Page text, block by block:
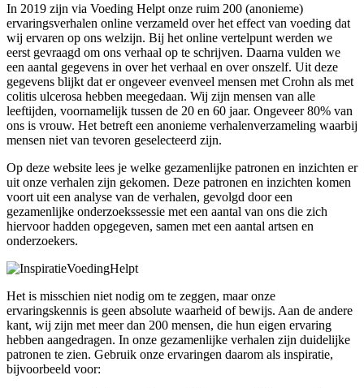
In 2019 zijn via Voeding Helpt onze ruim 200 (anonieme)
ervaringsverhalen online verzameld over het effect van voeding dat
wij ervaren op ons welzijn. Bij het online vertelpunt werden we
eerst gevraagd om ons verhaal op te schrijven. Daarna vulden we
een aantal gegevens in over het verhaal en over onszelf. Uit deze
gegevens blijkt dat er ongeveer evenveel mensen met Crohn als met
colitis ulcerosa hebben meegedaan. Wij zijn mensen van alle
leeftijden, voornamelijk tussen de 20 en 60 jaar. Ongeveer 80% van
ons is vrouw. Het betreft een anonieme verhalenverzameling waarbij
mensen niet van tevoren geselecteerd zijn.
Op deze website lees je welke gezamenlijke patronen en inzichten er
uit onze verhalen zijn gekomen. Deze patronen en inzichten komen
voort uit een analyse van de verhalen, gevolgd door een
gezamenlijke onderzoekssessie met een aantal van ons die zich
hiervoor hadden opgegeven, samen met een aantal artsen en
onderzoekers.
Het is misschien niet nodig om te zeggen, maar onze
ervaringskennis is geen absolute waarheid of bewijs. Aan de andere
kant, wij zijn met meer dan 200 mensen, die hun eigen ervaring
hebben aangedragen. In onze gezamenlijke verhalen zijn duidelijke
patronen te zien. Gebruik onze ervaringen daarom als inspiratie,
bijvoorbeeld voor: